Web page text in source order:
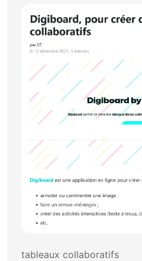
tableaux collaboratifs